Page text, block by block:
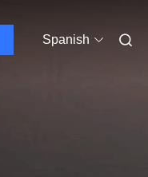
Spanish